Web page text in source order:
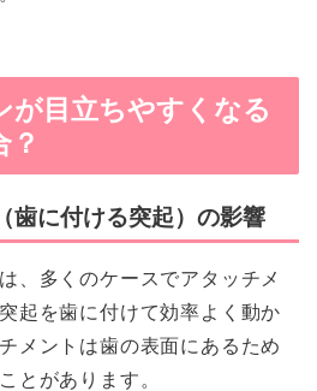
が目立ちやすくなる
？
歯に付ける突起）の影響
、多くのケースでアタッチメ
起を歯に付けて効率よく動か
メントは歯の表面にあるため
とがあります。